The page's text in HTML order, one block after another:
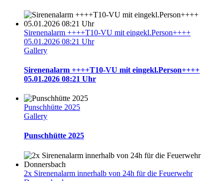
Sirenenalarm ++++T10-VU mit eingekl.Person++++
05.01.2026 08:21 Uhr
Gallery
Sirenenalarm ++++T10-VU mit eingekl.Person++++
05.01.2026 08:21 Uhr
Punschhütte 2025
Gallery
Punschhütte 2025
2x Sirenenalarm innerhalb von 24h für die Feuerwehr